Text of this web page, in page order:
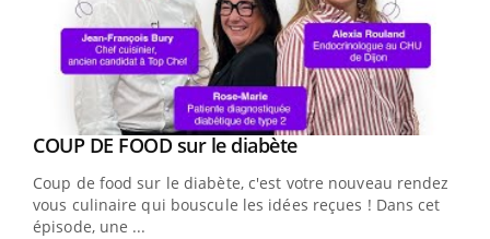
Youtube
COUP DE FOOD sur le diabèteYoutube
Coup de food sur le diabète, c'est votre nouveau rendez-
vous culinaire qui bouscule les idées reçues ! Dans cet
épisode, une ...